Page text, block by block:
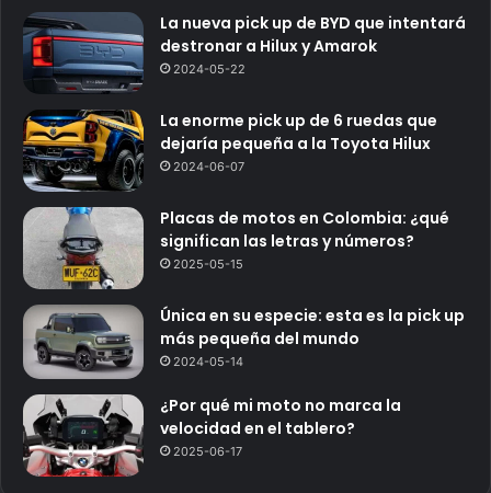
La nueva pick up de BYD que intentará
destronar a Hilux y Amarok
2024-05-22
La enorme pick up de 6 ruedas que
dejaría pequeña a la Toyota Hilux
2024-06-07
Placas de motos en Colombia: ¿qué
significan las letras y números?
2025-05-15
Única en su especie: esta es la pick up
más pequeña del mundo
2024-05-14
¿Por qué mi moto no marca la
velocidad en el tablero?
2025-06-17